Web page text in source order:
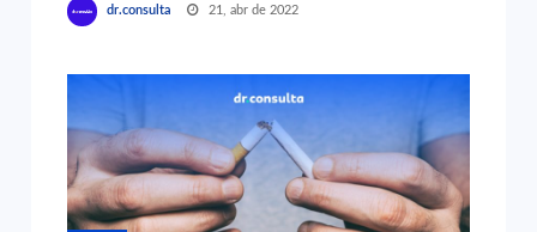
dr.consulta 21, abr de 2022